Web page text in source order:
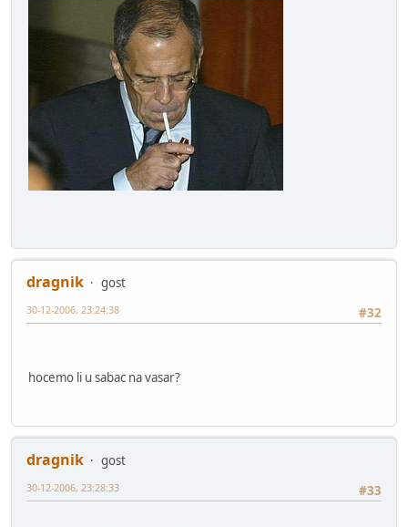
dragnik
gost
#32
30-12-2006, 23:24:38
hocemo li u sabac na vasar?
dragnik
gost
#33
30-12-2006, 23:28:33